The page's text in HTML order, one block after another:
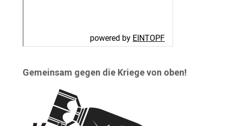
Gemeinsam gegen die Kriege von oben!